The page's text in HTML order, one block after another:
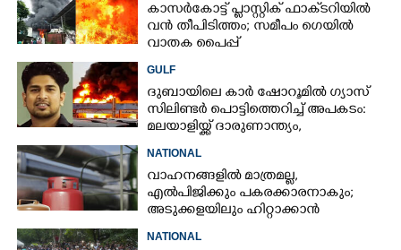
കാസർകോട്ട് പ്ലാസ്റ്റിക് ഫാക്‌ടറിയിൽ
വൻ തീപിടിത്തം; സമീപം ഗെയിൽ
വാതക പൈപ്പ്
GULF
ദുബായിലെ കാർ ഷോറൂമിൽ ഗ്യാസ്
സിലിണ്ടർ പൊട്ടിത്തെറിച്ച് അപകടം:
മലയാളിയ്ക്ക് ദാരുണാന്ത്യം,
NATIONAL
വാഹനങ്ങളില്‍ മാത്രമല്ല,
എല്‍പിജിക്കും പകരക്കാരനാകും;
അടുക്കളയിലും ഹിറ്റാക്കാന്‍
NATIONAL